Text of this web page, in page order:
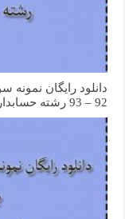
دانلود رایگان نمونه
92 – 93 رشته حسابداری